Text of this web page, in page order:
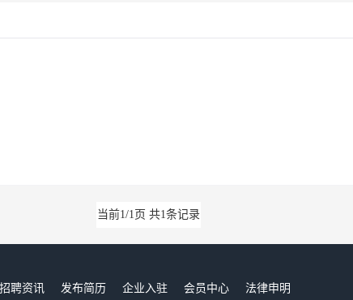
当前1/1页 共1条记录
招聘资讯 发布简历 企业入驻 会员中心 法律申明